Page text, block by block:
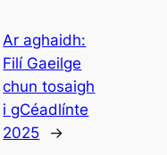
Ar aghaidh:
Filí Gaeilge
chun tosaigh
i gCéadlínte
2025
→